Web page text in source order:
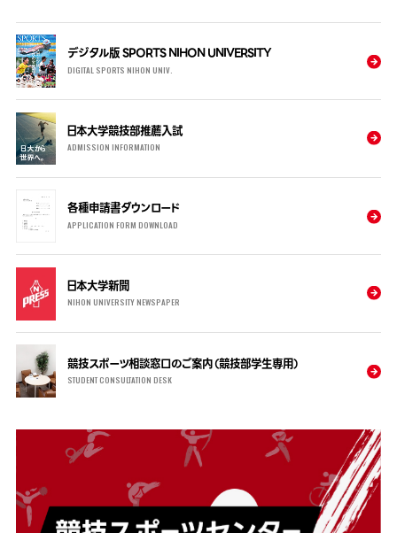
デジタル版 SPORTS NIHON UNIVERSITY
DIGITAL SPORTS NIHON UNIV.
日本大学競技部推薦入試
ADMISSION INFORMATION
各種申請書ダウンロード
APPLICATION FORM DOWNLOAD
日本大学新聞
NIHON UNIVERSITY NEWSPAPER
競技スポーツ相談窓口のご案内（競技部学生専用）
STUDENT CONSULTATION DESK